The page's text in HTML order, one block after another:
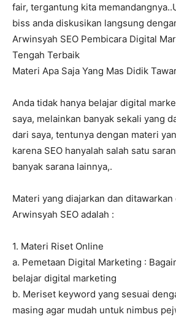
fair, tergantung kita
biss anda diskusikan langsung
Arwinsyah SEO Pembicara Digital
Tengah Terbaik
Materi Apa Saja Yang Mas Didik
Anda tidak hanya belajar digital
saya, melainkan banyak sekali yang
dari saya, tentunya dengan materi
karena SEO hanyalah salah satu
banyak sarana lainnya,.
Materi yang diajarkan dan
Arwinsyah SEO adalah :
1. Materi Riset Online
a. Pemetaan Digital Marketing :
belajar digital marketing
b. Meriset keyword yang sesuai
masing agar mudah untuk nimbus